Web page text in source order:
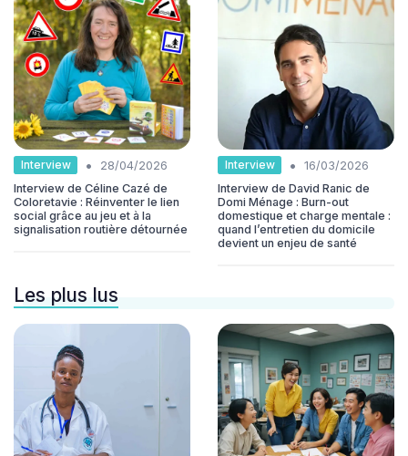
Interview •
28/04/2026
Interview de Céline Cazé de
Coloretavie : Réinventer le lien
social grâce au jeu et à la
signalisation routière détournée
Interview •
16/03/2026
Interview de David Ranic de
Domi Ménage : Burn-out
domestique et charge mentale :
quand l’entretien du domicile
devient un enjeu de santé
Les plus lus